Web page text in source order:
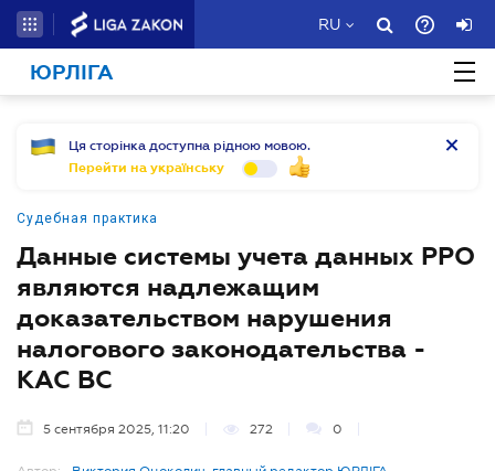
RU
ЮРЛІГА
Ця сторінка доступна рідною мовою.
Перейти на українську
Судебная практика
Данные системы учета данных РРО
являются надлежащим
доказательством нарушения
налогового законодательства -
КАС ВС
5 сентября 2025, 11:20 272 0